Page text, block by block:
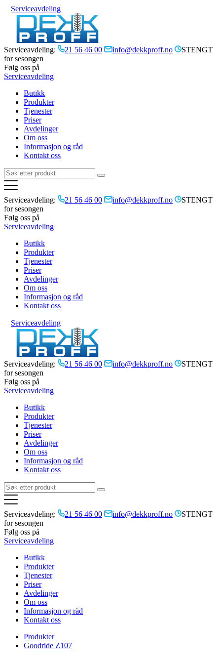
Serviceavdeling
Serviceavdeling: 21 56 46 00 info@dekkproff.no
STENGT
for sesongen
Følg oss på
Serviceavdeling
Butikk
Produkter
Tjenester
Priser
Avdelinger
Om oss
Informasjon og råd
Kontakt oss
Serviceavdeling: 21 56 46 00 info@dekkproff.no
STENGT
for sesongen
Følg oss på
Serviceavdeling
Butikk
Produkter
Tjenester
Priser
Avdelinger
Om oss
Informasjon og råd
Kontakt oss
Serviceavdeling
Serviceavdeling: 21 56 46 00 info@dekkproff.no
STENGT
for sesongen
Følg oss på
Serviceavdeling
Butikk
Produkter
Tjenester
Priser
Avdelinger
Om oss
Informasjon og råd
Kontakt oss
Serviceavdeling: 21 56 46 00 info@dekkproff.no
STENGT
for sesongen
Følg oss på
Serviceavdeling
Butikk
Produkter
Tjenester
Priser
Avdelinger
Om oss
Informasjon og råd
Kontakt oss
Produkter
Goodride Z107